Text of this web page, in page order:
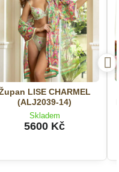
LISE CHARMEL
(ALJ2039-14)
Skladem
5600 Kč